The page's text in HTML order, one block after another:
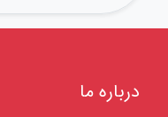
درباره ما